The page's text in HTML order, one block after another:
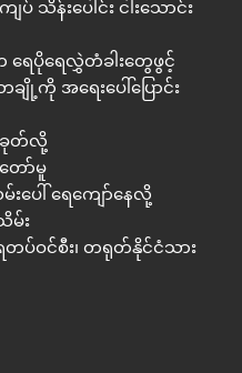
သိန်းပေါင်း ငါး​သောင်း
ေပိုရေလွှဲတံခါးတွေဖွင့်
ကို အရေးပေါ်ပြောင်း
ခုတ်လို့
ော်မူ
ပေါ် ရေကျော်နေလို့
မ်း
ရတပ်ဝင်စီး၊ တရုတ်နိုင်ငံသား